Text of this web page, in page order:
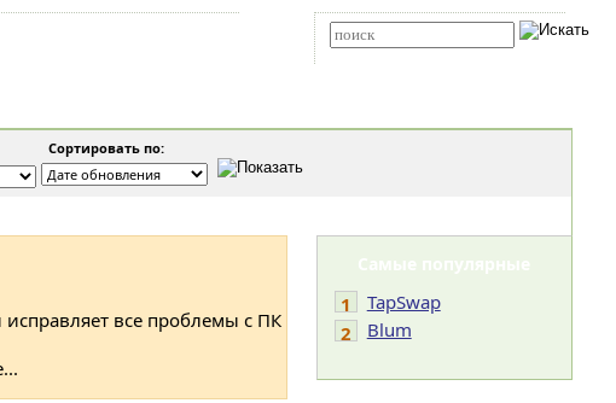
Сортировать по:
исправляет все проблемы с ПК
Самые популярные
1
TapSwap
2
Blum